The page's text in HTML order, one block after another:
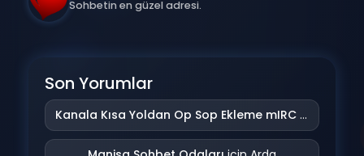
Sohbetin en güzel adresi.
Son Yorumlar
Kanala Kısa Yoldan Op Sop Ekleme mIRC Addonu